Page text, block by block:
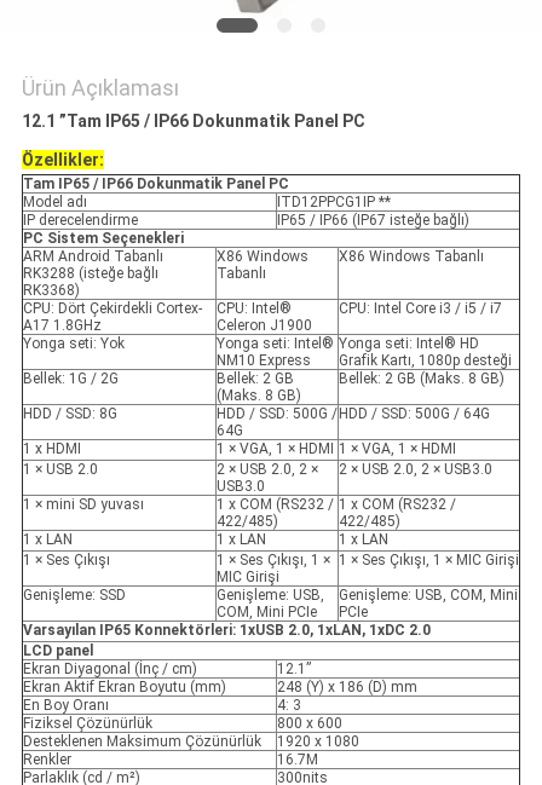
Ürün Açıklaması
12.1 ”Tam IP65 / IP66 Dokunmatik Panel PC
Özellikler:
Tam IP65 / IP66 Dokunmatik Panel PC
Model adı
ITD12PPCG1IP **
IP derecelendirme
IP65 / IP66 (IP67 isteğe bağlı)
PC Sistem Seçenekleri
ARM Android Tabanlı
RK3288 (isteğe bağlı
RK3368)
X86 Windows
Tabanlı
X86 Windows Tabanlı
CPU: Dört Çekirdekli Cortex-
A17 1.8GHz
CPU: Intel®
Celeron J1900
CPU: Intel Core i3 / i5 / i7
Yonga seti: Yok
Yonga seti: Intel®
NM10 Express
Yonga seti: Intel® HD
Grafik Kartı, 1080p desteği
Bellek: 1G / 2G
Bellek: 2 GB
(Maks. 8 GB)
Bellek: 2 GB (Maks. 8 GB)
HDD / SSD: 8G
HDD / SSD: 500G /
64G
HDD / SSD: 500G / 64G
1 x HDMI 1 × VGA, 1 × HDMI
1 × VGA, 1 × HDMI
1 × USB 2.0
2 × USB 2.0, 2 ×
USB3.0
2 × USB 2.0, 2 × USB3.0
1 × mini SD yuvası
1 x COM (RS232 /
422/485)
1 x COM (RS232 /
422/485)
1 x LAN
1 x LAN
1 x LAN
1 × Ses Çıkışı
1 × Ses Çıkışı, 1 ×
MIC Girişi
1 × Ses Çıkışı, 1 × MIC Girişi
Genişleme: SSD
Genişleme: USB,
COM, Mini PCIe
Genişleme: USB, COM, Mini
PCIe
Varsayılan IP65 Konnektörleri: 1 xUSB 2.0, 1 xLAN, 1 xDC 2.0
LCD panel
Ekran Diyagonal (İnç / cm)
12.1”
Ekran Aktif Ekran Boyutu (mm)
248 (Y) x 186 (D) mm
En Boy Oranı
4: 3
Fiziksel Çözünürlük
800 x 600
Desteklenen Maksimum Çözünürlük
1920 x 1080
Renkler
16.7M
Parlaklık (cd / m²)
300nits